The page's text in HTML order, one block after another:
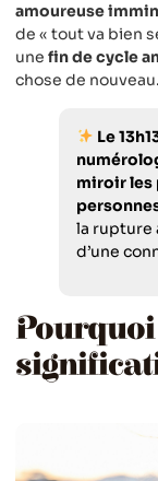
amoureuse
de « tout va bien
une fin de cycle
chose de nouveau.
Le
miroir les
la rupture
d’une
Pourquoi